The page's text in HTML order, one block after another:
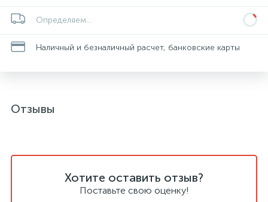
Определяем...
Наличный и безналичный расчет, банковские карты
Отзывы
Хотите оставить отзыв?
Поставьте свою оценку!